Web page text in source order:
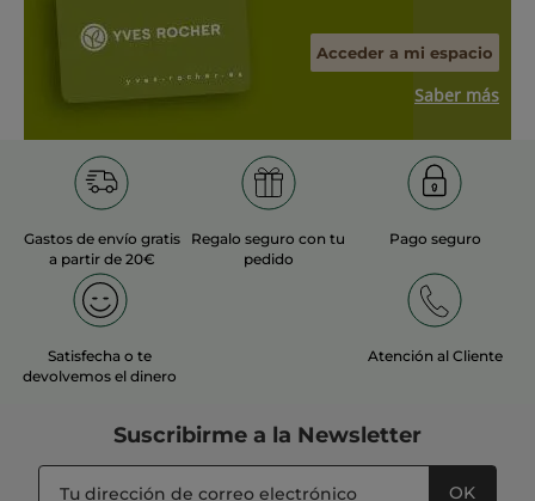
Acceder a mi espacio
Saber más
Gastos de envío gratis
a partir de 20€
Regalo seguro con tu
pedido
Pago seguro
Satisfecha o te
devolvemos el dinero
Atención al Cliente
Suscribirme a la Newsletter
OK